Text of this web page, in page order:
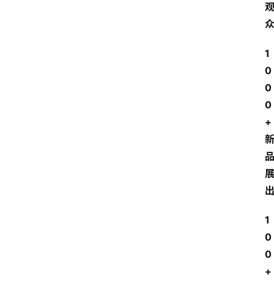
观
众
1
0
0
0
+
新
品
展
出
1
0
0
+